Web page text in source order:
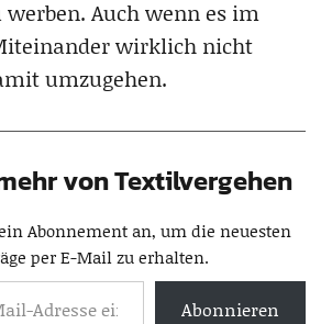
werben. Auch wenn es im
wirklich nicht
umzugehen.
von Textilvergehen
Abonnement an, um die neuesten
per E-Mail zu erhalten.
Abonnieren